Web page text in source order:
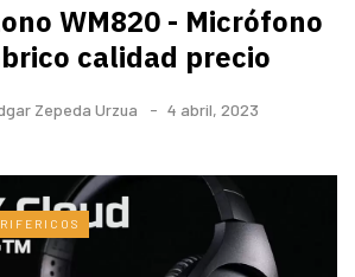
WM820 - Micrófono
calidad precio
Zepeda Urzua 4 abril, 2023